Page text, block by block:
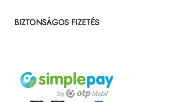
BIZTONSÁGOS FIZETÉS